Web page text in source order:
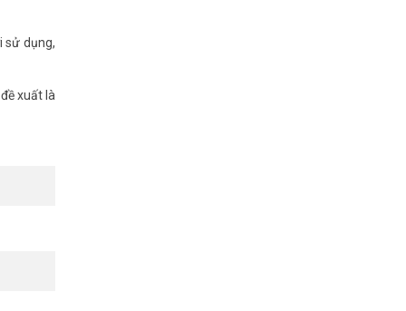
sử dụng,
xuất là